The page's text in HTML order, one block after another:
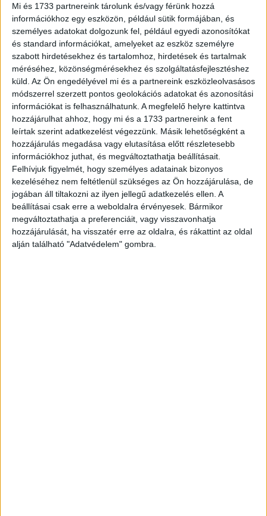
Mi és 1733 partnereink tárolunk és/vagy férünk hozzá
információkhoz egy eszközön, például sütik formájában, és
személyes adatokat dolgozunk fel, például egyedi azonosítókat
és standard információkat, amelyeket az eszköz személyre
szabott hirdetésekhez és tartalomhoz, hirdetések és tartalmak
méréséhez, közönségmérésekhez és szolgáltatásfejlesztéshez
küld. Az Ön engedélyével mi és a partnereink eszközleolvasásos
módszerrel szerzett pontos geolokációs adatokat és azonosítási
információkat is felhasználhatunk. A megfelelő helyre kattintva
hozzájárulhat ahhoz, hogy mi és a 1733 partnereink a fent
leírtak szerint adatkezelést végezzünk. Másik lehetőségként a
hozzájárulás megadása vagy elutasítása előtt részletesebb
információkhoz juthat, és megváltoztathatja beállításait.
Felhívjuk figyelmét, hogy személyes adatainak bizonyos
kezeléséhez nem feltétlenül szükséges az Ön hozzájárulása, de
jogában áll tiltakozni az ilyen jellegű adatkezelés ellen. A
beállításai csak erre a weboldalra érvényesek. Bármikor
megváltoztathatja a preferenciáit, vagy visszavonhatja
hozzájárulását, ha visszatér erre az oldalra, és rákattint az oldal
alján található "Adatvédelem" gombra.
kormányrendelet alapján. Ha nem született volna meg ez a
rendelet,...
A szurkolói érzelmeké a főszerep a Coca-
Cola kampányában
Marketing 2026. április 21.
A Coca-Cola FIFA World Cup 2026 egyszerre épít a
globális futballélményre és a helyi aktivitásokra:
Magyarországon nyereményjátékokkal, gyűjthető